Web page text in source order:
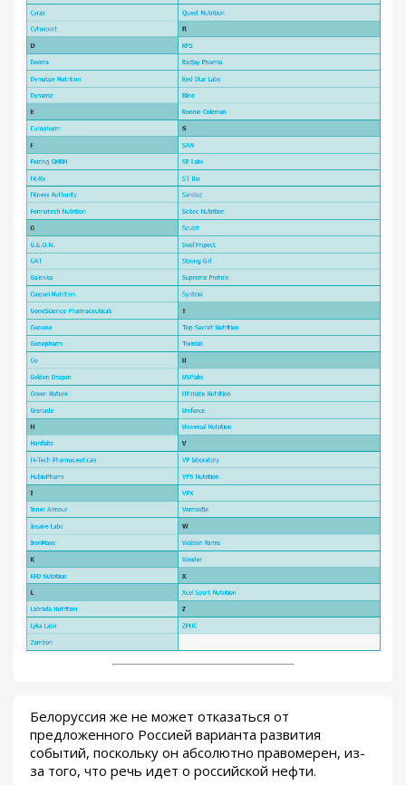
Белоруссия же не может отказаться от
предложенного Россией варианта развития
событий, поскольку он абсолютно правомерен, из-
за того, что речь идет о российской нефти.